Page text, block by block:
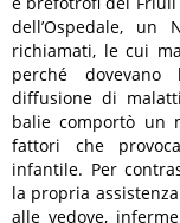
dell’Ospedale,
richiamati, le cui
perché
diffusione di
balie comportò un
fattori che
infantile. Per
la propria
alle vedove,